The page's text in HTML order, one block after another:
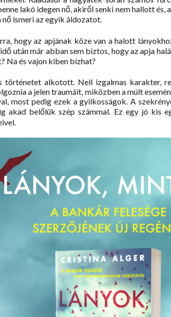
lakó idegen nő, akiről senki nem hallott
ismeri az egyik áldozatot.
hogy az apjának köze van a halott
után már abban sem biztos, hogy az apja
Na és vajon kiben bízhat?
történetet alkotott. Nell izgalmas karakter,
a jelen traumáit, miközben a múlt
most pedig ezek a gyilkosságok. A
akad belőlük szép számmal. Ez egy jó kis